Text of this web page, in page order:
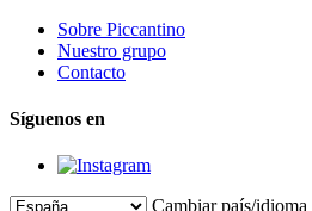
Sobre Piccantino
Nuestro grupo
Contacto
Síguenos en
Cambiar país/idioma